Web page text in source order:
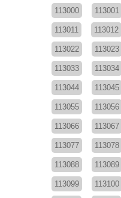
113000 113001
113011 113012
113022 113023
113033 113034
113044 113045
113055 113056
113066 113067
113077 113078
113088 113089
113099 113100